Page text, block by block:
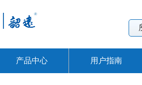
产品中心 用户指南